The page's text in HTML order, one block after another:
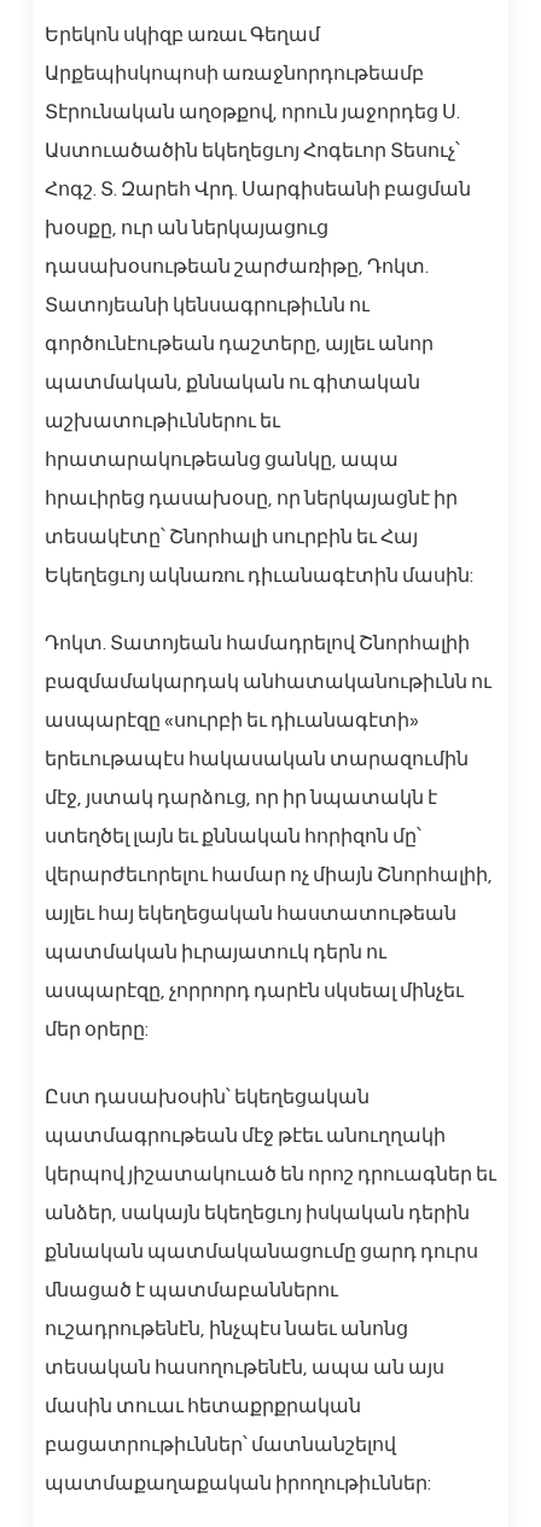
Երեկոն սկիզբ առաւ Գեղամ
Արքեպիսկոպոսի առաջնորդութեամբ
Տէրունական աղօթքով, որուն յաջորդեց Ս.
Աստուածածին եկեղեցւոյ Հոգեւոր Տեսուչ՝
Հոգշ. Տ. Զարեհ Վրդ. Սարգիսեանի բացման
խօսքը, ուր ան ներկայացուց
դասախօսութեան շարժառիթը, Դոկտ.
Տատոյեանի կենսագրութիւնն ու
գործունէութեան դաշտերը, այլեւ անոր
պատմական, քննական ու գիտական
աշխատութիւններու եւ
հրատարակութեանց ցանկը, ապա
հրաւիրեց դասախօսը, որ ներկայացնէ իր
տեսակէտը՝ Շնորհալի սուրբին եւ Հայ
Եկեղեցւոյ ակնառու դիւանագէտին մասին:
Դոկտ. Տատոյեան համադրելով Շնորհալիի
բազմամակարդակ անհատականութիւնն ու
ասպարէզը «սուրբի եւ դիւանագէտի»
երեւութապէս հակասական տարազումին
մէջ, յստակ դարձուց, որ իր նպատակն է
ստեղծել լայն եւ քննական հորիզոն մը՝
վերարժեւորելու համար ոչ միայն Շնորհալիի,
այլեւ հայ եկեղեցական հաստատութեան
պատմական իւրայատուկ դերն ու
ասպարէզը, չորրորդ դարէն սկսեալ մինչեւ
մեր օրերը:
Ըստ դասախօսին՝ եկեղեցական
պատմագրութեան մէջ թէեւ անուղղակի
կերպով յիշատակուած են որոշ դրուագներ եւ
անձեր, սակայն եկեղեցւոյ իսկական դերին
քննական պատմականացումը ցարդ դուրս
մնացած է պատմաբաններու
ուշադրութենէն, ինչպէս նաեւ անոնց
տեսական հասողութենէն, ապա ան այս
մասին տուաւ հետաքրքրական
բացատրութիւններ՝ մատնանշելով
պատմաքաղաքական իրողութիւններ: